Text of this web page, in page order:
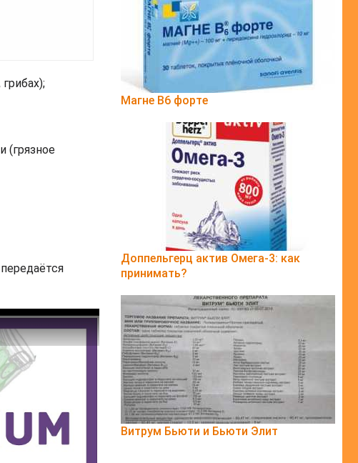
(грязное
Магне B6 форте
Доппельгерц актив Омега-3: как
принимать?
Витрум Бьюти и Бьюти Элит